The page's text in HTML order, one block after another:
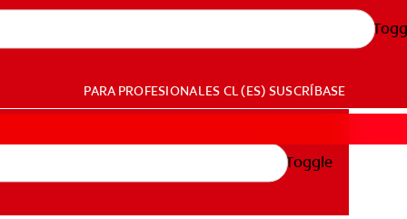
PARA PROFESIONALES CL (ES) SUSCRÍBASE
Toggle